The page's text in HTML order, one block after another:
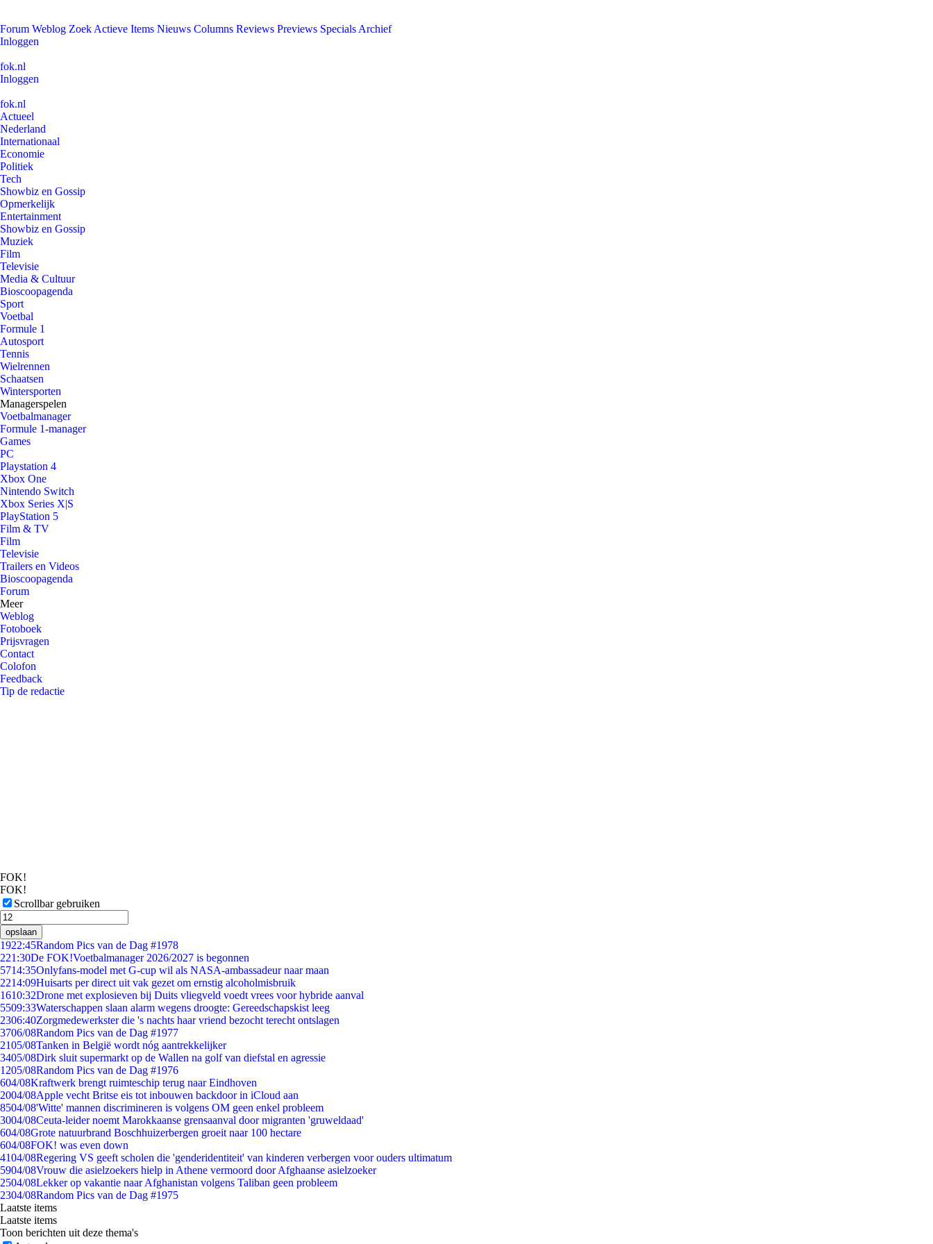
Forum Weblog Zoek Actieve Items Nieuws Columns Reviews Previews Specials Archief
Inloggen
fok.nl
Inloggen
fok.nl
Actueel
Nederland
Internationaal
Economie
Politiek
Tech
Showbiz en Gossip
Opmerkelijk
Entertainment
Showbiz en Gossip
Muziek
Film
Televisie
Media & Cultuur
Bioscoopagenda
Sport
Voetbal
Formule 1
Autosport
Tennis
Wielrennen
Schaatsen
Wintersporten
Managerspelen
Voetbalmanager
Formule 1-manager
Games
PC
Playstation 4
Xbox One
Nintendo Switch
Xbox Series X|S
PlayStation 5
Film & TV
Film
Televisie
Trailers en Videos
Bioscoopagenda
Forum
Meer
Weblog
Fotoboek
Prijsvragen
Contact
Colofon
Feedback
Tip de redactie
FOK!
FOK!
Scrollbar gebruiken
opslaan
1922:45Random Pics van de Dag #1978
221:30De FOK!Voetbalmanager 2026/2027 is begonnen
5714:35Onlyfans-model met G-cup wil als NASA-ambassadeur naar maan
2214:09Huisarts per direct uit vak gezet om ernstig alcoholmisbruik
1610:32Drone met explosieven bij Duits vliegveld voedt vrees voor hybride aanval
5509:33Waterschappen slaan alarm wegens droogte: Gereedschapskist leeg
2306:40Zorgmedewerkster die 's nachts haar vriend bezocht terecht ontslagen
3706/08Random Pics van de Dag #1977
2105/08Tanken in België wordt nóg aantrekkelijker
3405/08Dirk sluit supermarkt op de Wallen na golf van diefstal en agressie
1205/08Random Pics van de Dag #1976
604/08Kraftwerk brengt ruimteschip terug naar Eindhoven
2004/08Apple vecht Britse eis tot inbouwen backdoor in iCloud aan
8504/08'Witte' mannen discrimineren is volgens OM geen enkel probleem
3004/08Ceuta-leider noemt Marokkaanse grensaanval door migranten 'gruweldaad'
604/08Grote natuurbrand Boschhuizerbergen groeit naar 100 hectare
604/08FOK! was even down
4104/08Regering VS geeft scholen die 'genderidentiteit' van kinderen verbergen voor ouders ultimatum
5904/08Vrouw die asielzoekers hielp in Athene vermoord door Afghaanse asielzoeker
2504/08Lekker op vakantie naar Afghanistan volgens Taliban geen probleem
2304/08Random Pics van de Dag #1975
Laatste items
Laatste items
Toon berichten uit deze thema's